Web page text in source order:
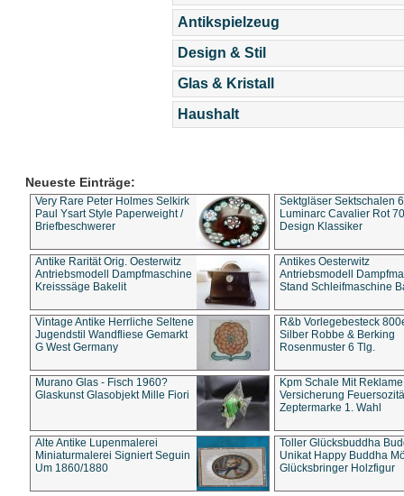
Antikspielzeug
Design & Stil
Glas & Kristall
Haushalt
Neueste Einträge:
Very Rare Peter Holmes Selkirk
Paul Ysart Style Paperweight /
Briefbeschwerer
Sektgläser Sektschalen
Luminarc Cavalier Rot
Design Klassiker
Antike Rarität Orig. Oesterwitz
Antriebsmodell Dampfmaschine
Kreisssäge Bakelit
Antikes Oesterwitz
Antriebsmodell
Stand Schleifmaschine
Vintage Antike Herrliche Seltene
Jugendstil Wandfliese Gemarkt
G West Germany
R&b Vorlegebesteck
Silber Robbe & Berking
Rosenmuster 6 Tlg.
Murano Glas - Fisch 1960?
Glaskunst Glasobjekt Mille Fiori
Kpm Schale Mit Reklame
Versicherung
Zeptermarke 1. Wahl
Alte Antike Lupenmalerei
Miniaturmalerei Signiert Seguin
Um 1860/1880
Toller Glücksbuddha
Unikat Happy Buddha
Glücksbringer Holzfigur